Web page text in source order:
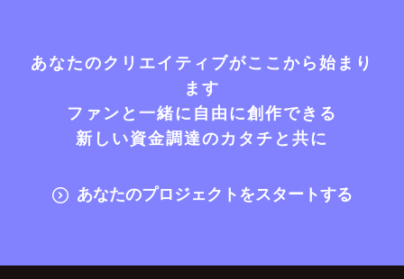
あなたのクリエイティブがここから始まり
ます
ファンと一緒に自由に創作できる
新しい資金調達のカタチと共に
あなたのプロジェクトをスタートする